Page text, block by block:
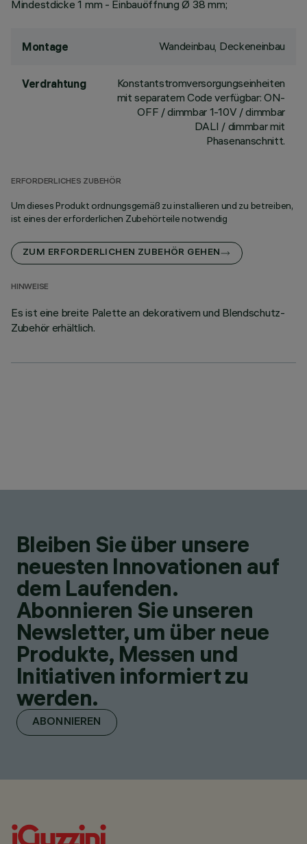
Mindestdicke 1 mm - Einbauöffnung Ø 38 mm;
Montage Wandeinbau, Deckeneinbau
Verdrahtung
Konstantstromversorgungseinheiten
mit separatem Code verfügbar: ON-
OFF / dimmbar 1-10V / dimmbar
DALI / dimmbar mit
Phasenanschnitt.
ERFORDERLICHES ZUBEHÖR
Um dieses Produkt ordnungsgemäß zu installieren und zu betreiben,
ist eines der erforderlichen Zubehörteile notwendig
ZUM ERFORDERLICHEN ZUBEHÖR GEHEN
HINWEISE
Es ist eine breite Palette an dekorativem und Blendschutz-
Zubehör erhältlich.
Bleiben Sie über unsere
neuesten Innovationen auf
dem Laufenden.
Abonnieren Sie unseren
Newsletter, um über neue
Produkte, Messen und
Initiativen informiert zu
werden.
ABONNIEREN